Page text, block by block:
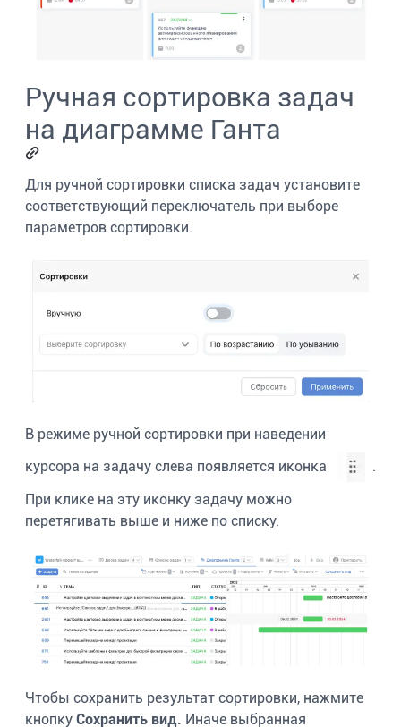
Ручная сортировка задач
на диаграмме Ганта
Для ручной сортировки списка задач установите
соответствующий переключатель при выборе
параметров сортировки.
В режиме ручной сортировки при наведении
курсора на задачу слева появляется иконка
.
При клике на эту иконку задачу можно
перетягивать выше и ниже по списку.
Чтобы сохранить результат сортировки, нажмите
кнопку Сохранить вид. Иначе выбранная